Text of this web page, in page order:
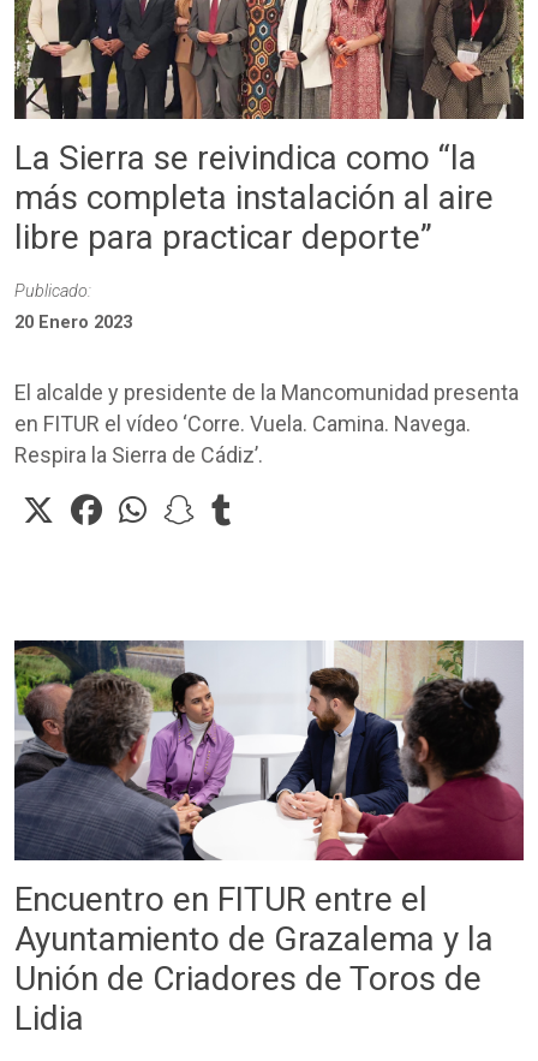
La Sierra se reivindica como “la
más completa instalación al aire
libre para practicar deporte”
Publicado:
20 Enero 2023
El alcalde y presidente de la Mancomunidad presenta
en FITUR el vídeo ‘Corre. Vuela. Camina. Navega.
Respira la Sierra de Cádiz’.
Encuentro en FITUR entre el
Ayuntamiento de Grazalema y la
Unión de Criadores de Toros de
Lidia